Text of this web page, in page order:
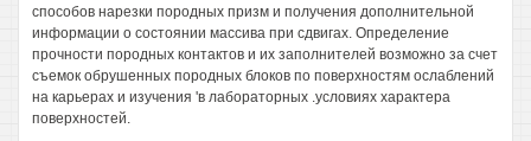
способов нарезки породных призм и получения дополнительной
информации о состоянии массива при сдвигах. Определение
прочности породных контактов и их заполнителей возможно за счет
съемок обрушенных породных блоков по поверхностям ослаблений
на карьерах и изучения 'в лабораторных .условиях характера
поверхностей.